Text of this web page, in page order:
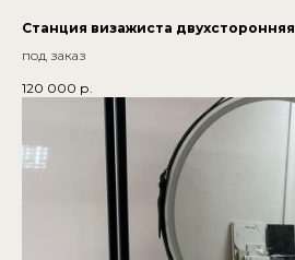
Станция визажиста двухсторонняя
под заказ
120 000 р.